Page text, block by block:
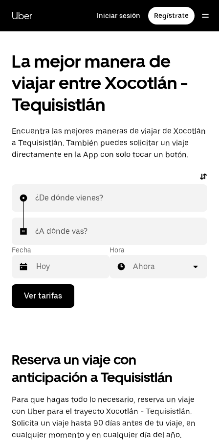
contenido
principal
Uber Iniciar sesión Regístrate
La mejor manera de
viajar entre Xocotlán -
Tequisistlán
Encuentra las mejores maneras de viajar de Xocotlán
a Tequisistlán. También puedes solicitar un viaje
directamente en la App con solo tocar un botón.
¿De dónde vienes?
¿A dónde vas?
Fecha
Presiona
flecha
el
y
selecciona
una
fecha.
Presiona
la
tecla Esc
para
Hora
Ahora
Ver tarifas
Reserva un viaje con
anticipación a Tequisistlán
Para que hagas todo lo necesario, reserva un viaje
con Uber para el trayecto Xocotlán - Tequisistlán.
Solicita un viaje hasta 90 días antes de tu viaje, en
cualquier momento y en cualquier día del año.